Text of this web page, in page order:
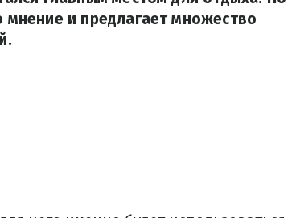
мнение и предлагает множество